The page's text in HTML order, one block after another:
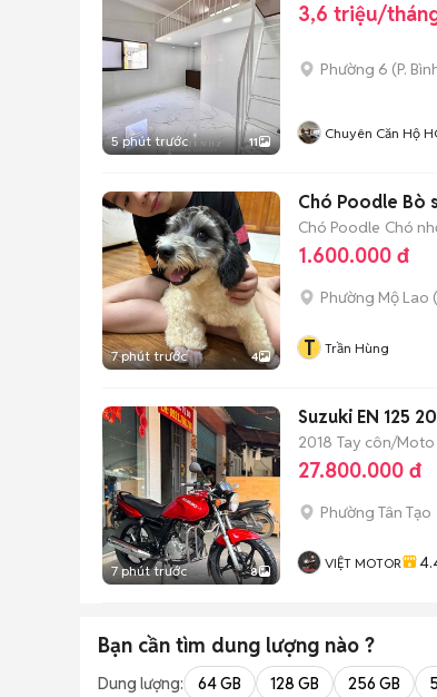
5 phút trước 11
3,6 triệu/
Phường 6 (P.
Chuyên Căn Hộ
7 phút trước 4
Chó Poodle Bò
Chó Poodle Chó
1.600.000 đ
Phường Mộ Lao (
T Trần Hùng
7 phút trước 8
Suzuki EN 125
2018 Tay côn/Moto
27.800.000 đ
Phường Tân Tạo
VIỆT MOTOR
Bạn cần tìm dung lượng nào ?
Dung lượng: 64 GB 128 GB 256 GB